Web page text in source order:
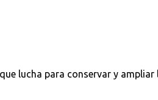
lucha para conservar y